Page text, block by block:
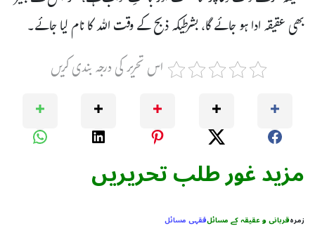
بھی عقیقہ ادا ہو جائے گا، بشرطیکہ ذبح کے وقت اللہ کا نام لیا جائے۔
اس تحریر کی درجہ بندی کریں
مزید غور طلب تحریریں
زمرہقربانی و عقیقہ کے مسائلفقہی مسائل